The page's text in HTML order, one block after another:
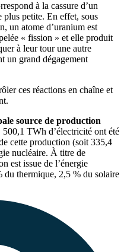
à la cassure d’un
petite. En effet, sous
un atome d’uranium est
« fission » et elle produit
à leur tour une autre
un grand dégagement
ces réactions en chaîne et
source de production
500,1 TWh d’électricité ont été
cette production (soit 335,4
nucléaire. À titre de
est issue de l’énergie
du thermique, 2,5 % du solaire